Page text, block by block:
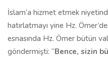
İslam’a hizmet etmek
hatırlatmayı yine Hz.
esnasında Hz. Ömer bütün
göndermişti: “Bence, sizin